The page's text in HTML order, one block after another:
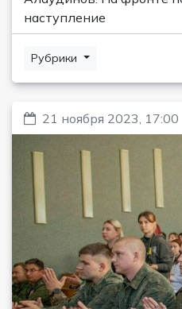
наступление
Рубрики
21 ноября 2023, 17:00